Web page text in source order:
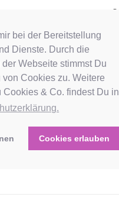
bei der Bereitstellung
Dienste. Durch die
Webseite stimmst Du
Cookies zu. Weitere
Cookies & Co. findest Du in
Cookies erlauben